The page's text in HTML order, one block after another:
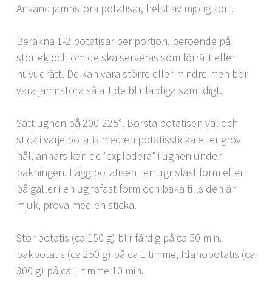
Använd jämnstora potatisar, helst av mjölig sort.
Beräkna 1-2 potatisar per portion, beroende på
storlek och om de ska serveras som förrätt eller
huvudrätt. De kan vara större eller mindre men bör
vara jämnstora så att de blir färdiga samtidigt.
Sätt ugnen på 200-225°. Borsta potatisen väl och
stick i varje potatis med en potatissticka eller grov
nål, annars kan de ”explodera” i ugnen under
bakningen. Lägg potatisen i en ugnsfast form eller
på galler i en ugnsfast form och baka tills den är
mjuk, prova med en sticka.
Stor potatis (ca 150 g) blir färdig på ca 50 min,
bakpotatis (ca 250 g) på ca 1 timme, Idahopotatis (ca
300 g) på ca 1 timme 10 min.